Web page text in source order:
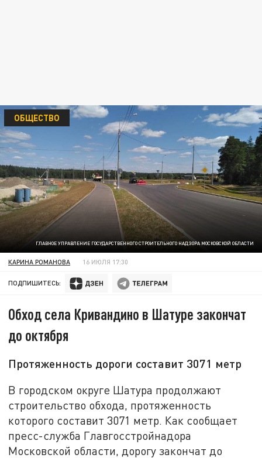
ГЛАВНОЕ УПРАВЛЕНИЕ ГОСУДАРСТВЕННОГО СТРОИТЕЛЬНОГО НАДЗОРА МОСКОВСКОЙ ОБЛАСТИ
ОБЩЕСТВО
КАРИНА РОМАНОВА 16 ИЮЛЯ 17:30
ПОДПИШИТЕСЬ:
Обход села Кривандино в Шатуре закончат
до октября
Протяженность дороги составит 3071 метр
В городском округе Шатура продолжают
строительство обхода, протяженность
которого составит 3071 метр. Как сообщает
пресс-служба Главгосстройнадора
Московской области, дорогу закончат до